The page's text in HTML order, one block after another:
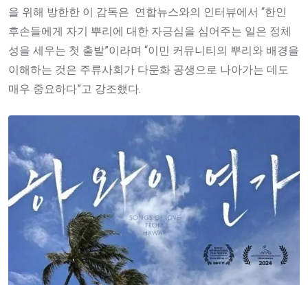
을 위해 방한한 이 감독은 연합뉴스와의 인터뷰에서 “한인
후손들에게 자기 뿌리에 대한 자긍심을 심어주는 일은 정체
성을 세우는 첫 출발”이라며 “이민 커뮤니티의 뿌리와 배경을
이해하는 것은 주류사회가 다문화 공생으로 나아가는 데도
매우 중요하다”고 강조했다.